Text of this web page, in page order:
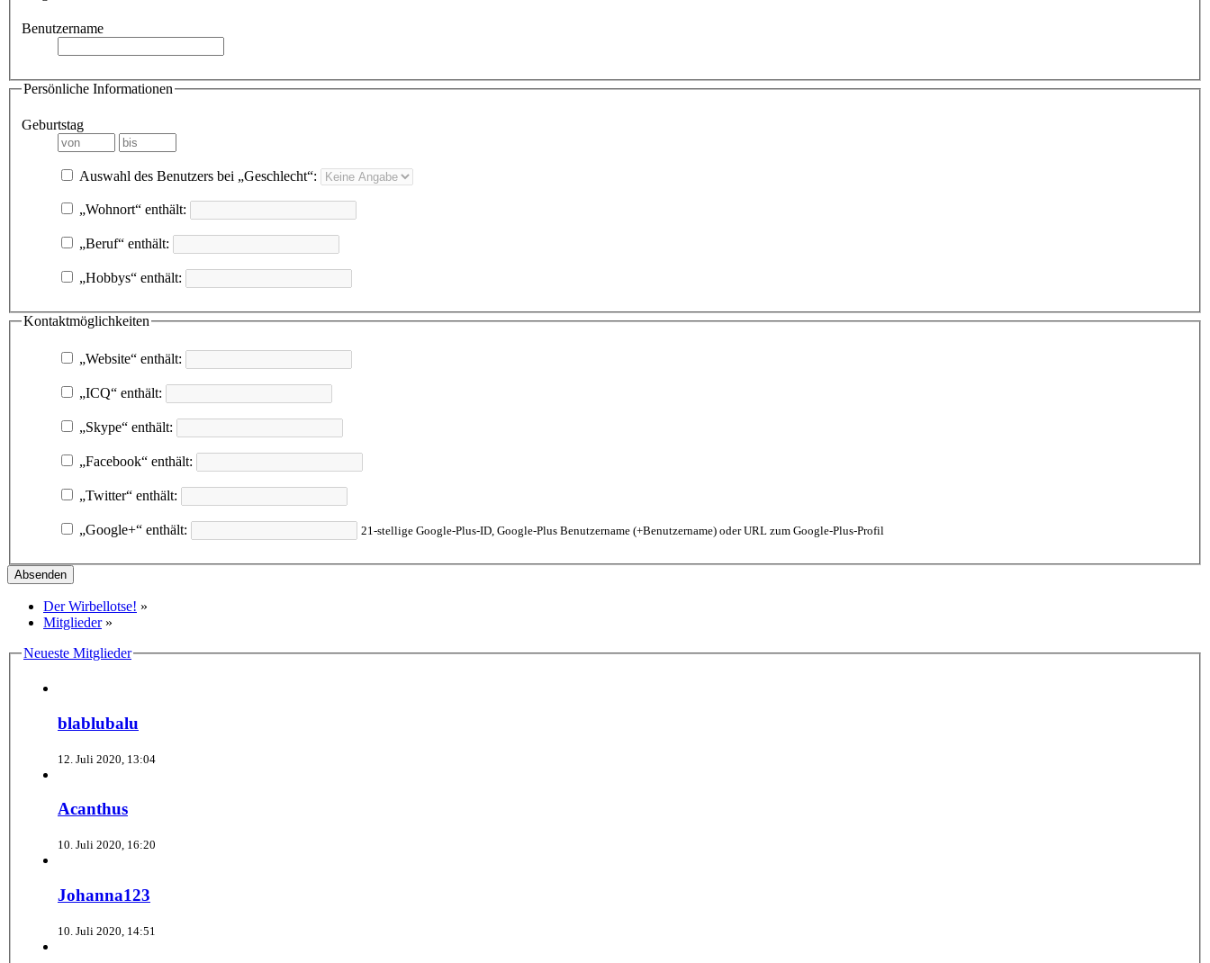
Benutzername
Persönliche Informationen
Geburtstag
Auswahl des Benutzers bei „Geschlecht“:
„Wohnort“ enthält:
„Beruf“ enthält:
„Hobbys“ enthält:
Kontaktmöglichkeiten
„Website“ enthält:
„ICQ“ enthält:
„Skype“ enthält:
„Facebook“ enthält:
„Twitter“ enthält:
„Google+“ enthält: 21-stellige Google-Plus-ID, Google-Plus Benutzername (+Benutzername) oder URL zum Google-Plus-Profil
Der Wirbellotse! »
Mitglieder »
Neueste Mitglieder
blablubalu
12. Juli 2020, 13:04
Acanthus
10. Juli 2020, 16:20
Johanna123
10. Juli 2020, 14:51